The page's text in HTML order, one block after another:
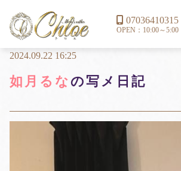
07036410315
OPEN：10:00～5:00
2024.09.22 16:25
如月るなの写メ日記